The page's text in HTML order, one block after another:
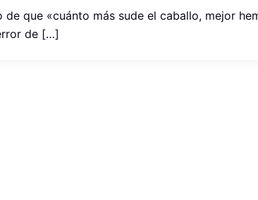
de que «cuánto más sude el caballo, mejor
de […]